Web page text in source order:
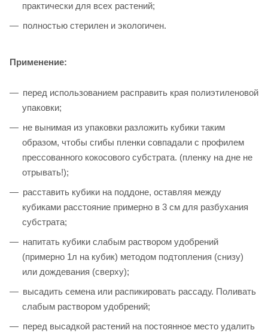
практически для всех растений;
полностью стерилен и экологичен.
Применение:
перед использованием расправить края полиэтиленовой
упаковки;
не вынимая из упаковки разложить кубики таким
образом, чтобы сгибы пленки совпадали с профилем
прессованного кокосового субстрата. (пленку на дне не
отрывать!);
расставить кубики на поддоне, оставляя между
кубиками расстояние примерно в 3 см для разбухания
субстрата;
напитать кубики слабым раствором удобрений
(примерно 1л на кубик) методом подтопления (снизу)
или дождевания (сверху);
высадить семена или распикировать рассаду. Поливать
слабым раствором удобрений;
перед высадкой растений на постоянное место удалить